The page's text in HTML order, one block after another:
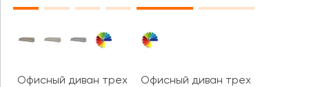
Офисный диван трехместный Стенли / Stenly
Офисный диван трехместный